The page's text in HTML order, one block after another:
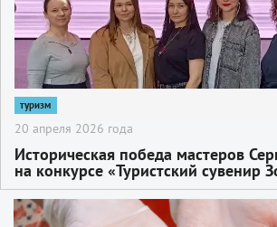
туризм
20 апреля 2026 года
Историческая победа мастеров
на конкурсе «Туристский сувенир
кольца»!
2